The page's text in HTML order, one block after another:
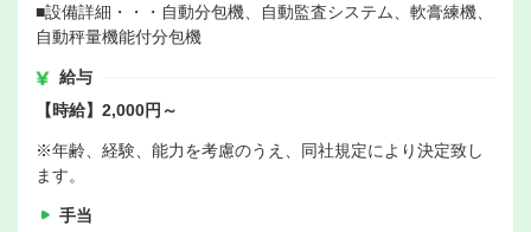
■設備詳細・・・自動分包機、自動監査システム、軟膏練機、
自動秤量機能付分包機
給与
【時給】2,000円～
※年齢、経験、能力を考慮のうえ、同社規定により決定致し
ます。
手当